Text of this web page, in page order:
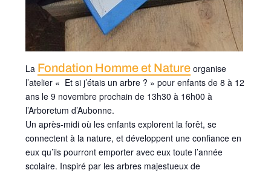
La Fondation Homme et Nature organise
l’atelier « Et si j’étais un arbre ? » pour enfants de 8 à 12
ans le 9 novembre prochain de 13h30 à 16h00 à
l’Arboretum d’Aubonne.
Un après-midi où les enfants explorent la forêt, se
connectent à la nature, et développent une confiance en
eux qu’ils pourront emporter avec eux toute l’année
scolaire. Inspiré par les arbres majestueux de